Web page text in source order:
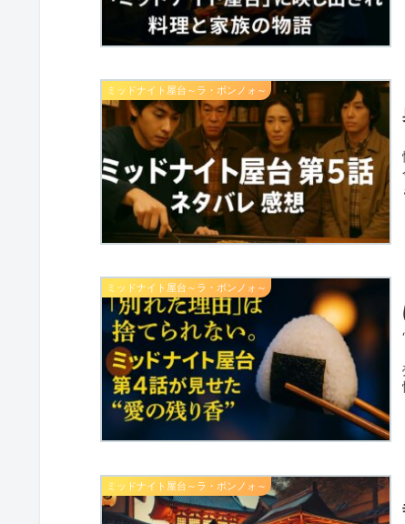
ミッドナイト屋台～ラ・ボンノォ～
ミッドナイト屋台～ラ・ボンノォ～
ミッドナイト屋台～ラ・ボンノォ～